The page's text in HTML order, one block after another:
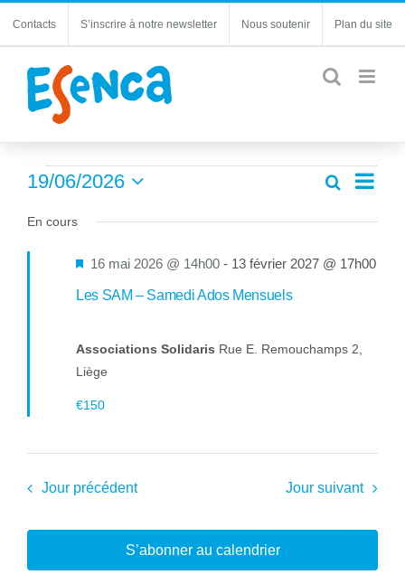
Contacts S’inscrire à notre newsletter Nous soutenir Plan du site
Évènements
for
19
de
Recherche
vues
Jour
19/06/2026
une
En cours
Les SAM – Samedi Ados Mensuels
Mis
en
16 mai 2026 @ 14h00 - 13 février 2027 @ 17h00
Associations Solidaris Rue E. Remouchamps 2,
Liège
€150
Jour précédent Jour suivant
S’abonner au calendrier